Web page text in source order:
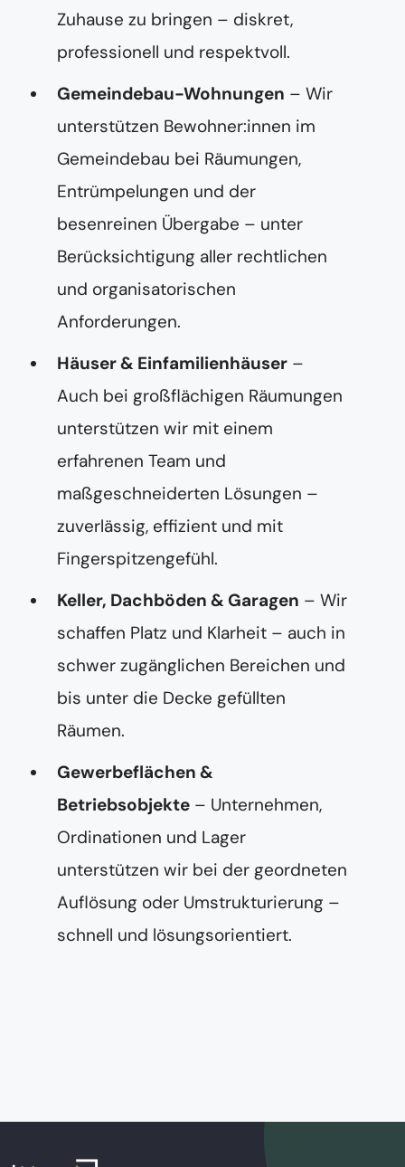
Zuhause zu bringen – diskret,
professionell und respektvoll.
Gemeindebau-Wohnungen – Wir
unterstützen Bewohner:innen im
Gemeindebau bei Räumungen,
Entrümpelungen und der
besenreinen Übergabe – unter
Berücksichtigung aller rechtlichen
und organisatorischen
Anforderungen.
Häuser & Einfamilienhäuser –
Auch bei großflächigen Räumungen
unterstützen wir mit einem
erfahrenen Team und
maßgeschneiderten Lösungen –
zuverlässig, effizient und mit
Fingerspitzengefühl.
Keller, Dachböden & Garagen – Wir
schaffen Platz und Klarheit – auch in
schwer zugänglichen Bereichen und
bis unter die Decke gefüllten
Räumen.
Gewerbeflächen &
Betriebsobjekte – Unternehmen,
Ordinationen und Lager
unterstützen wir bei der geordneten
Auflösung oder Umstrukturierung –
schnell und lösungsorientiert.